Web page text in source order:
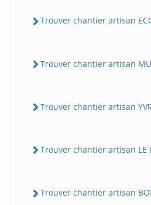
Trouver chantier artisan
Trouver chantier artisan
Trouver chantier artisan
Trouver chantier artisan LE
Trouver chantier artisan